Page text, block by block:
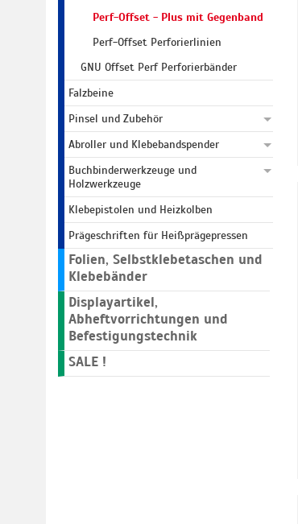
Perf-Offset - Plus mit Gegenband
Perf-Offset Perforierlinien
GNU Offset Perf Perforierbänder
Falzbeine
Pinsel und Zubehör
Abroller und Klebebandspender
Buchbinderwerkzeuge und
Holzwerkzeuge
Klebepistolen und Heizkolben
Prägeschriften für Heißprägepressen
Folien, Selbstklebetaschen und
Klebebänder
Displayartikel,
Abheftvorrichtungen und
Befestigungstechnik
SALE !